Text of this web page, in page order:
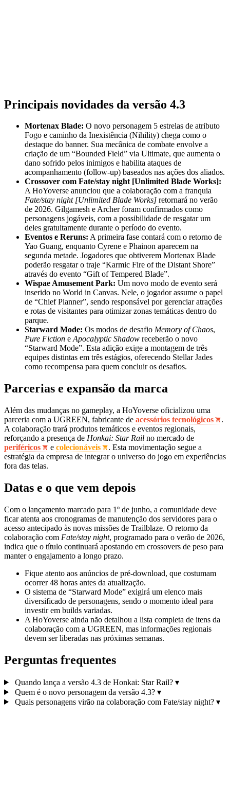
Principais novidades da versão 4.3
Mortenax Blade: O novo personagem 5 estrelas de atributo
Fogo e caminho da Inexistência (Nihility) chega como o
destaque do banner. Sua mecânica de combate envolve a
criação de um “Bounded Field” via Ultimate, que aumenta o
dano sofrido pelos inimigos e habilita ataques de
acompanhamento (follow-up) baseados nas ações dos aliados.
Crossover com Fate/stay night [Unlimited Blade Works]:
A HoYoverse anunciou que a colaboração com a franquia
Fate/stay night [Unlimited Blade Works] retornará no verão
de 2026. Gilgamesh e Archer foram confirmados como
personagens jogáveis, com a possibilidade de resgatar um
deles gratuitamente durante o período do evento.
Eventos e Reruns: A primeira fase contará com o retorno de
Yao Guang, enquanto Cyrene e Phainon aparecem na
segunda metade. Jogadores que obtiverem Mortenax Blade
poderão resgatar o traje “Karmic Fire of the Distant Shore”
através do evento “Gift of Tempered Blade”.
Wispae Amusement Park: Um novo modo de evento será
inserido no World in Canvas. Nele, o jogador assume o papel
de “Chief Planner”, sendo responsável por gerenciar atrações
e rotas de visitantes para otimizar zonas temáticas dentro do
parque.
Starward Mode: Os modos de desafio Memory of Chaos,
Pure Fiction eApocalyptic Shadow receberão o novo
“Starward Mode”. Esta adição exige a montagem de três
equipes distintas em três estágios, oferecendo Stellar Jades
como recompensa para quem concluir os desafios.
Parcerias e expansão da marca
Além das mudanças no gameplay, a HoYoverse oficializou uma
parceria com a UGREEN, fabricante de acessórios tecnológicos
.
A colaboração trará produtos temáticos e eventos regionais,
reforçando a presença de Honkai: Star Rail no mercado de
periféricos
e colecionáveis
. Esta movimentação segue a
estratégia da empresa de integrar o universo do jogo em experiências
fora das telas.
Datas e o que vem depois
Com o lançamento marcado para 1º de junho, a comunidade deve
ficar atenta aos cronogramas de manutenção dos servidores para o
acesso antecipado às novas missões de Trailblaze. O retorno da
colaboração com Fate/stay night, programado para o verão de 2026,
indica que o título continuará apostando em crossovers de peso para
manter o engajamento a longo prazo.
Fique atento aos anúncios de pré-download, que costumam
ocorrer 48 horas antes da atualização.
O sistema de “Starward Mode” exigirá um elenco mais
diversificado de personagens, sendo o momento ideal para
investir em builds variadas.
A HoYoverse ainda não detalhou a lista completa de itens da
colaboração com a UGREEN, mas informações regionais
devem ser liberadas nas próximas semanas.
Perguntas frequentes
Quando lança a versão 4.3 de Honkai: Star Rail? ▾
Quem é o novo personagem da versão 4.3? ▾
Quais personagens virão na colaboração com Fate/stay night? ▾